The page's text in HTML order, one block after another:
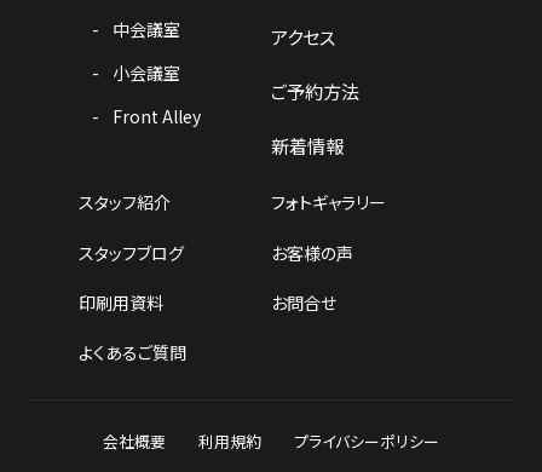
中会議室
小会議室
Front Alley
アクセス
ご予約方法
新着情報
スタッフ紹介
スタッフブログ
印刷用資料
よくあるご質問
フォトギャラリー
お客様の声
お問合せ
会社概要 利用規約 プライバシーポリシー